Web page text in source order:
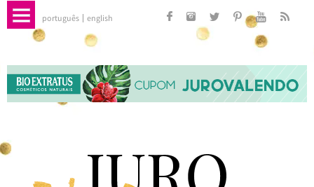
português english